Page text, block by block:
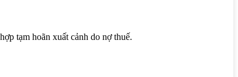
tạm hoãn xuất cảnh do nợ thuế.